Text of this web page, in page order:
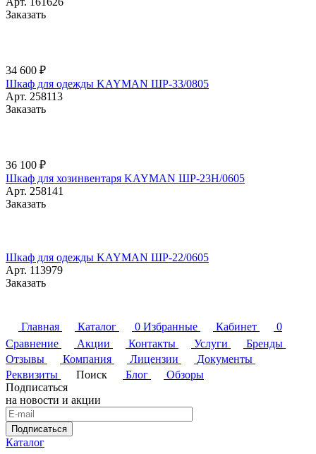
Заказать
34 600 ₽
Шкаф для одежды KAYMAN ШР-33/0805
Арт. 258113
Заказать
36 100 ₽
Шкаф для хозинвентаря KAYMAN ШР-23Н/0605
Арт. 258141
Заказать
Шкаф для одежды KAYMAN ШР-22/0605
Арт. 113979
Заказать
Главная Каталог 0 Избранные Кабинет
0
Сравнение
Акции Контакты Услуги
Бренды
Отзывы
Компания Лицензии
Документы
Реквизиты
Поиск Блог
Обзоры
Подписаться
на новости и акции
Подписаться
Каталог